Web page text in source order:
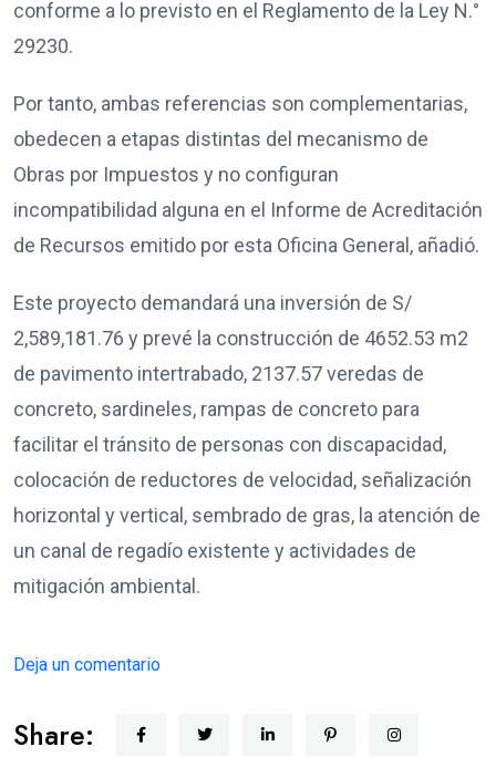
conforme a lo previsto en el Reglamento de la Ley N.°
29230.
Por tanto, ambas referencias son complementarias,
obedecen a etapas distintas del mecanismo de
Obras por Impuestos y no configuran
incompatibilidad alguna en el Informe de Acreditación
de Recursos emitido por esta Oficina General, añadió.
Este proyecto demandará una inversión de S/
2,589,181.76 y prevé la construcción de 4652.53 m2
de pavimento intertrabado, 2137.57 veredas de
concreto, sardineles, rampas de concreto para
facilitar el tránsito de personas con discapacidad,
colocación de reductores de velocidad, señalización
horizontal y vertical, sembrado de gras, la atención de
un canal de regadío existente y actividades de
mitigación ambiental.
Deja un comentario
Share: